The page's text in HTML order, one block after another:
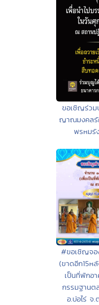
ขอเชิญร่ว
ญาณมงคลรั
พรหมรั
#ขอเชิญจอ
(ขาดอีก15ห
เป็นที่พักอ
กรรมฐานต
อ.บ่อไร่ จ